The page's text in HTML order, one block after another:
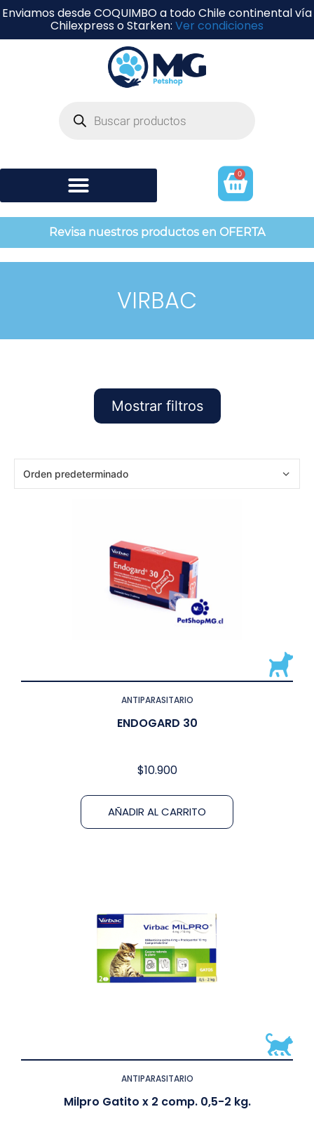
Enviamos desde COQUIMBO a todo Chile continental vía
Chilexpress o Starken: Ver condiciones
0
Revisa nuestros productos en OFERTA
VIRBAC
Mostrar filtros
ANTIPARASITARIO
ENDOGARD 30
$10.900
AÑADIR AL CARRITO
ANTIPARASITARIO
Milpro Gatito x 2 comp. 0,5-2 kg.